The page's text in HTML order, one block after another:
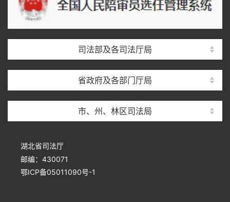
司法部及各司法厅局
省政府及各部门厅局
市、州、林区司法局
湖北省司法厅
邮编：430071
鄂ICP备05011090号-1